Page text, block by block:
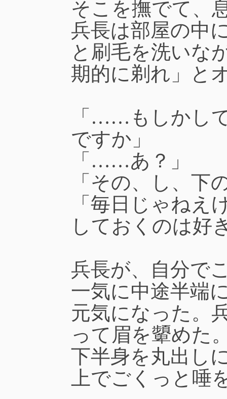
そこを撫でて、
兵長は部屋の中
と刷毛を洗いな
期的に剃れ」と
「……もしかし
ですか」
「……あ？」
「その、し、下
「毎日じゃね
しておくのは好
兵長が、自分で
一気に中途半端
元気になった。
って眉を顰めた
下半身を丸出し
上でごくっと唾